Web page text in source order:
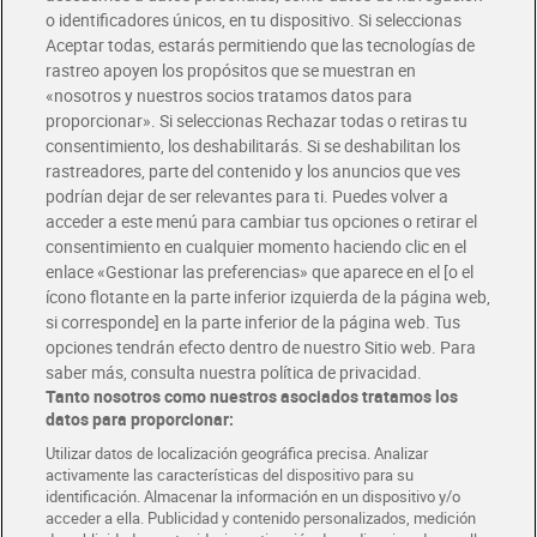
Envío gratis por compras superiores a 100€
Envío estandar por 4,99€
Glovo y Uber Eats
Solicita tu factura de Glovo o Uber Eats
Únete al CLUB Dia
Disfruta las ventajas y ofertas exclusivas.
Descárgate la APP Dia
Folletos y Tiendas
Descubre las mejores ofertas y busca tu tienda más cercana
Tarjeta MaX Dia
Te devuelve hasta 8€/mes de tus compras.
¡Solicita tu tarjeta de crédito aquí!
COMER MEJOR CADA DIA
COLABORA CON DIA ABRE TU TIENDA DIA CORPORATE
o identificadores únicos, en tu dispositivo. Si seleccionas
Aceptar todas, estarás permitiendo que las tecnologías de
rastreo apoyen los propósitos que se muestran en
«nosotros y nuestros socios tratamos datos para
proporcionar». Si seleccionas Rechazar todas o retiras tu
consentimiento, los deshabilitarás. Si se deshabilitan los
rastreadores, parte del contenido y los anuncios que ves
podrían dejar de ser relevantes para ti. Puedes volver a
acceder a este menú para cambiar tus opciones o retirar el
consentimiento en cualquier momento haciendo clic en el
enlace «Gestionar las preferencias» que aparece en el [o el
ícono flotante en la parte inferior izquierda de la página web,
si corresponde] en la parte inferior de la página web. Tus
opciones tendrán efecto dentro de nuestro Sitio web. Para
saber más, consulta nuestra política de privacidad.
Tanto nosotros como nuestros asociados tratamos los
datos para proporcionar:
Utilizar datos de localización geográfica precisa. Analizar
activamente las características del dispositivo para su
identificación. Almacenar la información en un dispositivo y/o
acceder a ella. Publicidad y contenido personalizados, medición